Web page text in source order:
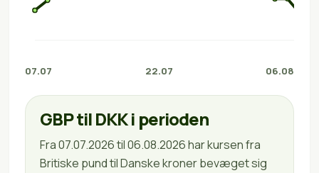
07.07 22.07 06.08
GBP til DKK i perioden
Fra 07.07.2026 til 06.08.2026 har kursen fra
Britiske pund til Danske kroner bevæget sig